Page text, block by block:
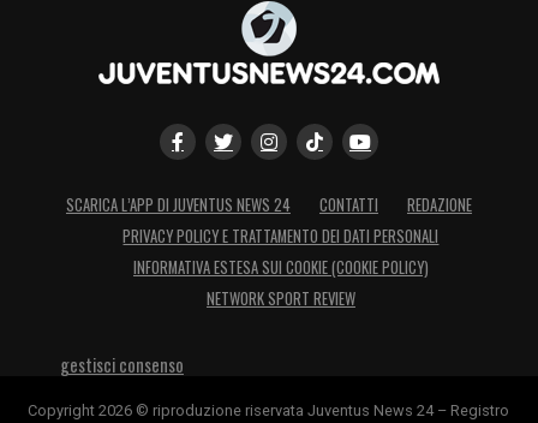
65′ DOPPIO GIALLO IN CAMPO –
prima Kalulu, poi Casadei.
62′ DOPPIO CAMBIO TORO –Fuori Obrador,
dentro Nkounkou. Dentro Njie, fuori Ilkhan.
61′ DOPPIO CAMBIO JUVE –Entrano David
e Holm, fuori Vlahovic e Cambiaso
che riapre a sfida grazie a Casadei: lo
perde dalla marcatura Cambiaso.
SCARICA L’APP DI JUVENTUS NEWS 24 CONTATTI
REDAZIONE
PRIVACY POLICY E TRATTAMENTO DEI DATI PERSONALI
INFORMATIVA ESTESA SUI COOKIE (COOKIE POLICY)
NETWORK SPORT REVIEW
gestisci consenso
Copyright 2026 © riproduzione riservata Juventus News 24 – Registro